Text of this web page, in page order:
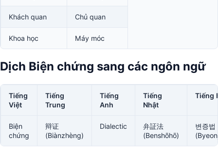
Khách quan Chủ quan
Khoa học Máy móc
Dịch Biện chứng sang các ngôn ngữ
Tiếng
Việt
Tiếng
Trung
Tiếng
Anh
Tiếng
Nhật
Tiếng
Biện
chứng
辩证
(Biànzhèng)
Dialectic
弁証法
(Benshōhō)
변증법